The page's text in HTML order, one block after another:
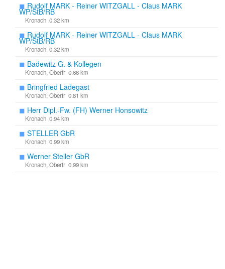
◼ Rudolf MARK - Reiner WITZGALL - Claus MARK
WP/StB/RB
Kronach 0.32 km
◼ Rudolf MARK - Reiner WITZGALL - Claus MARK
WP/StB/RB
Kronach 0.32 km
◼ Badewitz G. & Kollegen
Kronach, Oberfr 0.66 km
◼ Bringfried Ladegast
Kronach, Oberfr 0.81 km
◼ Herr Dipl.-Fw. (FH) Werner Honsowitz
Kronach 0.94 km
◼ STELLER GbR
Kronach 0.99 km
◼ Werner Steller GbR
Kronach, Oberfr 0.99 km